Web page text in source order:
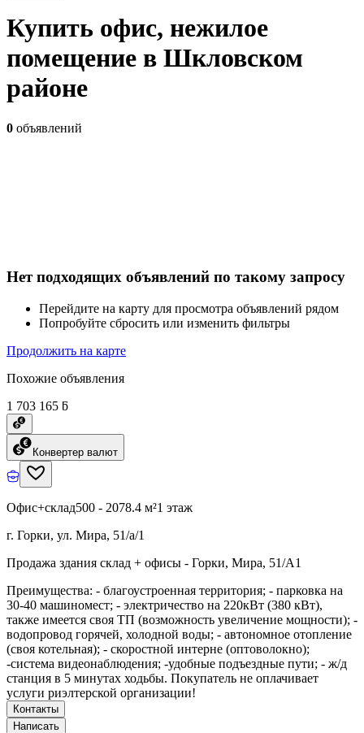
Купить офис, нежилое
помещение в Шкловском
районе
0 объявлений
Нет подходящих объявлений по такому запросу
Перейдите на карту для просмотра объявлений рядом
Попробуйте сбросить или изменить фильтры
Продолжить на карте
Похожие объявления
1 703 165 ƃ
Конвертер валют
Офис+склад500 - 2078.4 м²1 этаж
г. Горки, ул. Мира, 51/а/1
Продажа здания склад + офисы - Горки, Мира, 51/А1
Преимущества: - благоустроенная территория; - парковка на
30-40 машиномест; - электричество на 220кВт (380 кВт),
также имеется своя ТП (возможность увеличение мощности); -
водопровод горячей, холодной воды; - автономное отопление
(своя котельная); - скоростной интерне (оптоволокно);
-система видеонаблюдения; -удобные подъездные пути; - ж/д
станция в 5 минутах ходьбы. Покупатель не оплачивает
услуги риэлтерской организации!
Контакты
Написать